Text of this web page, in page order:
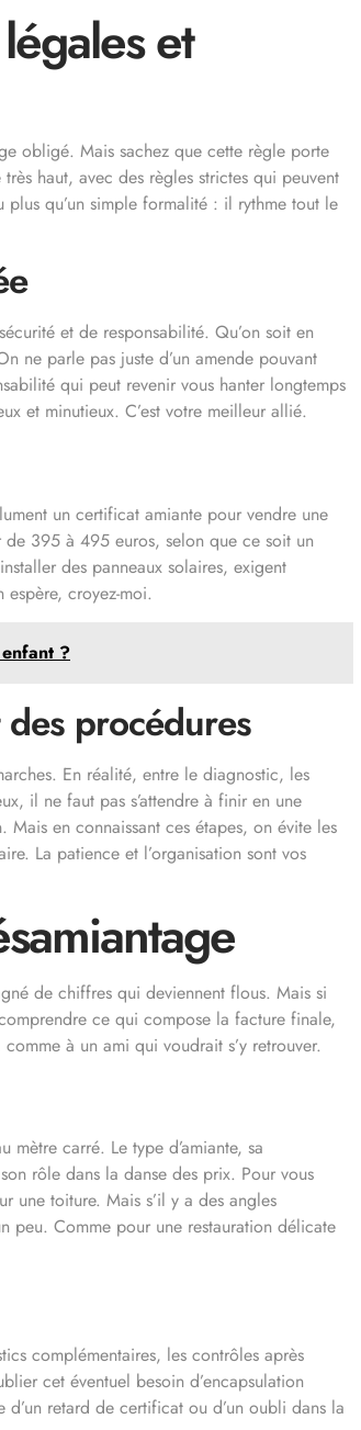
et
obligé. Mais sachez que cette règle porte
haut, avec des règles strictes qui peuvent
qu’un simple formalité : il rythme tout le
et de responsabilité. Qu’on soit en
ne parle pas juste d’un amende pouvant
qui peut revenir vous hanter longtemps
et minutieux. C’est votre meilleur allié.
un certificat amiante pour vendre une
de 395 à 495 euros, selon que ce soit un
des panneaux solaires, exigent
espère, croyez-moi.
?
procédures
En réalité, entre le diagnostic, les
il ne faut pas s’attendre à finir en une
Mais en connaissant ces étapes, on évite les
La patience et l’organisation sont vos
de chiffres qui deviennent flous. Mais si
ce qui compose la facture finale,
à un ami qui voudrait s’y retrouver.
mètre carré. Le type d’amiante, sa
rôle dans la danse des prix. Pour vous
une toiture. Mais s’il y a des angles
peu. Comme pour une restauration délicate
complémentaires, les contrôles après
cet éventuel besoin d’encapsulation
d’un retard de certificat ou d’un oubli dans la